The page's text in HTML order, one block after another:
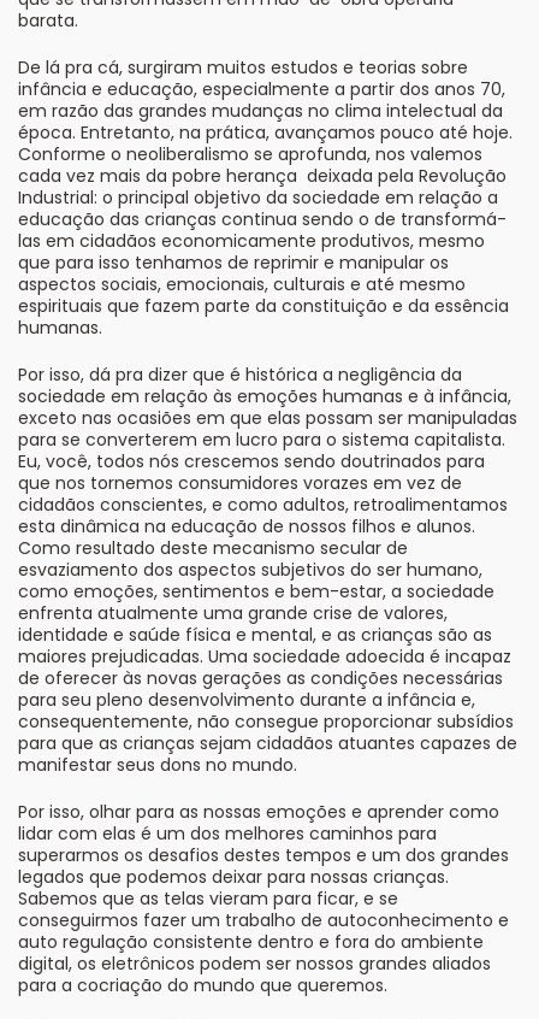
barata.
De lá pra cá, surgiram muitos estudos e teorias sobre
infância e educação, especialmente a partir dos anos 70,
em razão das grandes mudanças no clima intelectual da
época. Entretanto, na prática, avançamos pouco até hoje.
Conforme o neoliberalismo se aprofunda, nos valemos
cada vez mais da pobre herança deixada pela Revolução
Industrial: o principal objetivo da sociedade em relação a
educação das crianças continua sendo o de transformá-
las em cidadãos economicamente produtivos, mesmo
que para isso tenhamos de reprimir e manipular os
aspectos sociais, emocionais, culturais e até mesmo
espirituais que fazem parte da constituição e da essência
humanas.
Por isso, dá pra dizer que é histórica a negligência da
sociedade em relação às emoções humanas e à infância,
exceto nas ocasiões em que elas possam ser manipuladas
para se converterem em lucro para o sistema capitalista.
Eu, você, todos nós crescemos sendo doutrinados para
que nos tornemos consumidores vorazes em vez de
cidadãos conscientes, e como adultos, retroalimentamos
esta dinâmica na educação de nossos filhos e alunos.
Como resultado deste mecanismo secular de
esvaziamento dos aspectos subjetivos do ser humano,
como emoções, sentimentos e bem-estar, a sociedade
enfrenta atualmente uma grande crise de valores,
identidade e saúde física e mental, e as crianças são as
maiores prejudicadas. Uma sociedade adoecida é incapaz
de oferecer às novas gerações as condições necessárias
para seu pleno desenvolvimento durante a infância e,
consequentemente, não consegue proporcionar subsídios
para que as crianças sejam cidadãos atuantes capazes de
manifestar seus dons no mundo.
Por isso, olhar para as nossas emoções e aprender como
lidar com elas é um dos melhores caminhos para
superarmos os desafios destes tempos e um dos grandes
legados que podemos deixar para nossas crianças.
Sabemos que as telas vieram para ficar, e se
conseguirmos fazer um trabalho de autoconhecimento e
auto regulação consistente dentro e fora do ambiente
digital, os eletrônicos podem ser nossos grandes aliados
para a cocriação do mundo que queremos.